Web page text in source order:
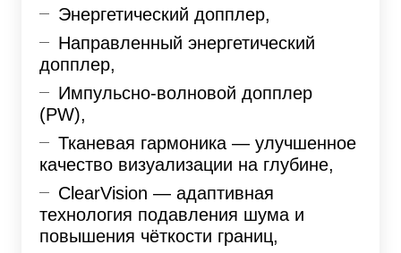
Энергетический допплер,
Направленный энергетический
допплер,
Импульсно-волновой допплер
(PW),
Тканевая гармоника — улучшенное
качество визуализации на глубине,
ClearVision — адаптивная
технология подавления шума и
повышения чёткости границ,